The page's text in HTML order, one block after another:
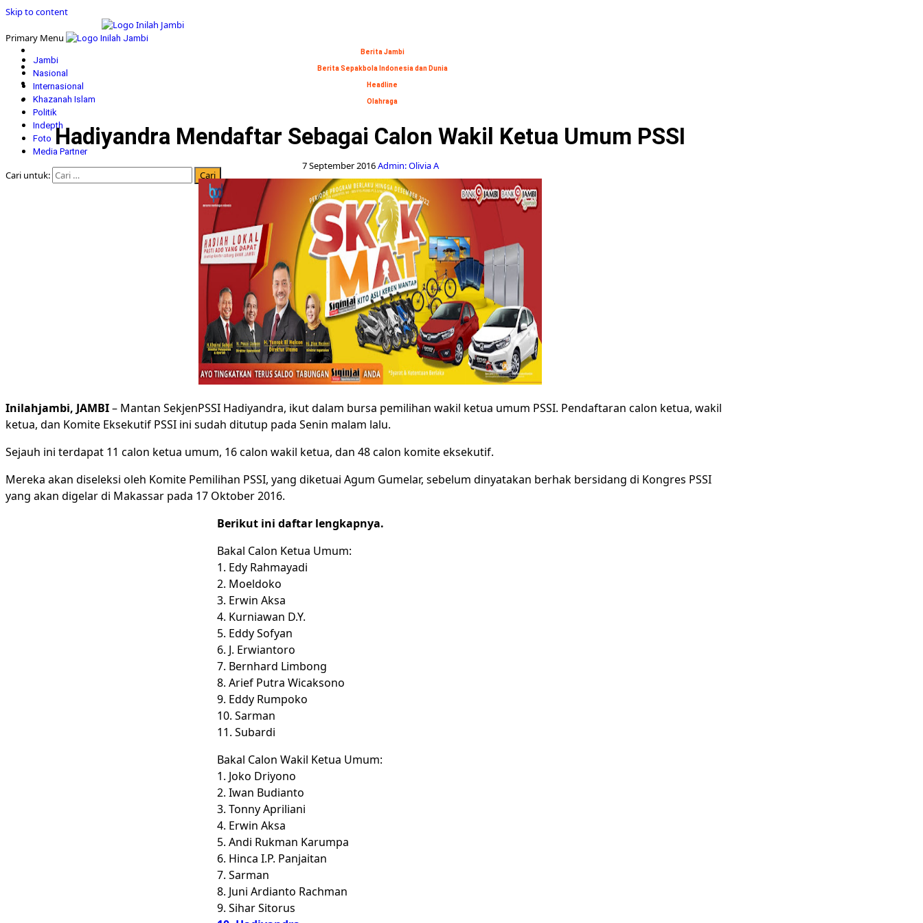
Skip to content
Primary Menu
Jambi
Nasional
Internasional
Khazanah Islam
Politik
Indepth
Foto
Media Partner
Cari untuk:
Berita Jambi
Berita Sepakbola Indonesia dan Dunia
Headline
Olahraga
Hadiyandra Mendaftar Sebagai Calon Wakil Ketua Umum PSSI
7 September 2016Admin: Olivia A
Inilahjambi, JAMBI– Mantan SekjenPSSI Hadiyandra, ikut dalam bursa pemilihan wakil ketua umum PSSI. Pendaftaran calon ketua, wakil
ketua, dan Komite Eksekutif PSSI ini sudah ditutup pada Senin malam lalu.
Sejauh ini terdapat 11 calon ketua umum, 16 calon wakil ketua, dan 48 calon komite eksekutif.
Mereka akan diseleksi oleh Komite Pemilihan PSSI, yang diketuai Agum Gumelar, sebelum dinyatakan berhak bersidang di Kongres PSSI
yang akan digelar di Makassar pada 17 Oktober 2016.
Berikut ini daftar lengkapnya.
Bakal Calon Ketua Umum:
1. Edy Rahmayadi
2. Moeldoko
3. Erwin Aksa
4. Kurniawan D.Y.
5. Eddy Sofyan
6. J. Erwiantoro
7. Bernhard Limbong
8. Arief Putra Wicaksono
9. Eddy Rumpoko
10. Sarman
11. Subardi
Bakal Calon Wakil Ketua Umum:
1. Joko Driyono
2. Iwan Budianto
3. Tonny Apriliani
4. Erwin Aksa
5. Andi Rukman Karumpa
6. Hinca I.P. Panjaitan
7. Sarman
8. Juni Ardianto Rachman
9. Sihar Sitorus